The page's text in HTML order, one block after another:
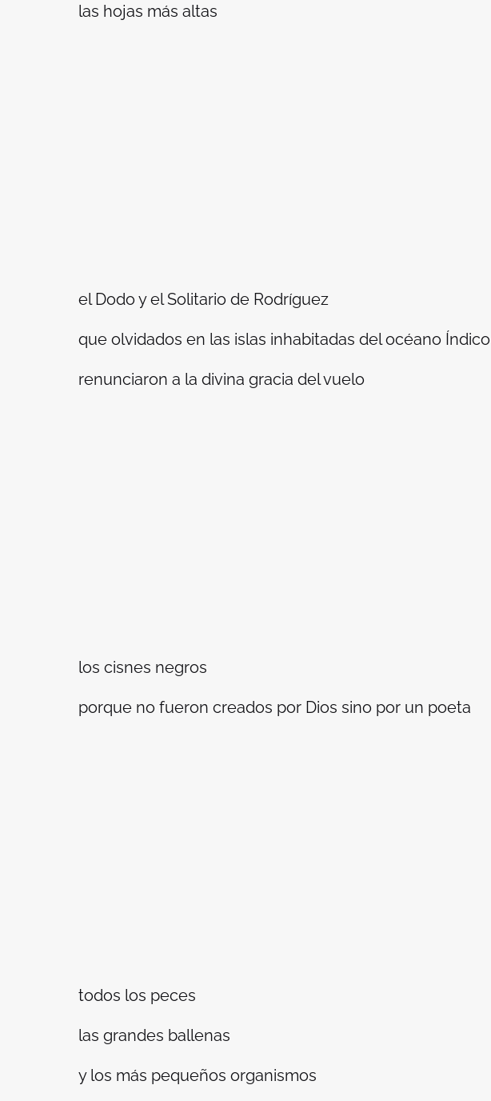
las hojas más altas
el Dodo y el Solitario de Rodríguez
que olvidados en las islas inhabitadas del océano Índico
renunciaron a la divina gracia del vuelo
los cisnes negros
porque no fueron creados por Dios sino por un poeta
todos los peces
las grandes ballenas
y los más pequeños organismos